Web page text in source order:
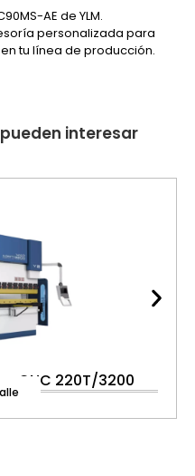
AE de YLM.
personalizada para
tu línea de producción.
interesar
CNC 220T/3200